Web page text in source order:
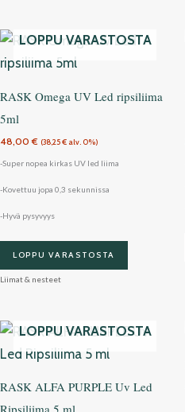
LOPPU VARASTOSTA
RASK Omega UV Led ripsiliima
5ml
48,00€ (38,25€ alv. 0%)
-Super nopea kirkas UV led liima
-Kovettuu jopa 0,3 sekunnissa
-Hyvä pysyvyys
LOPPU VARASTOSTA
Liimat & nesteet
LOPPU VARASTOSTA
RASK ALFA PURPLE Uv Led